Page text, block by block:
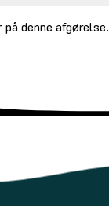
på denne afgørelse.